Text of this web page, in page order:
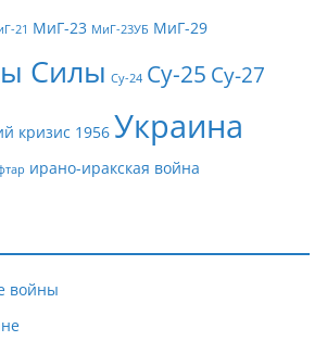
21 МиГ-23 МиГ-23УБ МиГ-29
Силы Су-24 Су-25 Су-27
кризис 1956 Украина
ирано-иракская война
войны